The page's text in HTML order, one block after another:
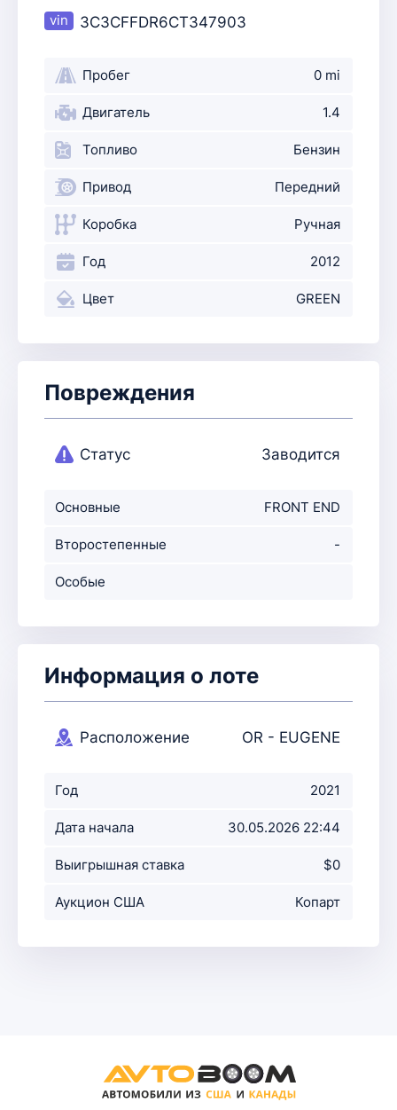
3C3CFFDR6CT347903
Пробег 0 mi
Двигатель 1.4
Топливо Бензин
Привод Передний
Коробка Ручная
Год 2012
Цвет GREEN
Повреждения
Статус Заводится
Основные
повреждения
FRONT END
Второстепенные
повр-ния
-
Особые
Информация о лоте
Расположение
OR - EUGENE
Год 2021
Дата начала
аукциона
30.05.2026 22:44
Выигрышная ставка $0
Аукцион США Копарт